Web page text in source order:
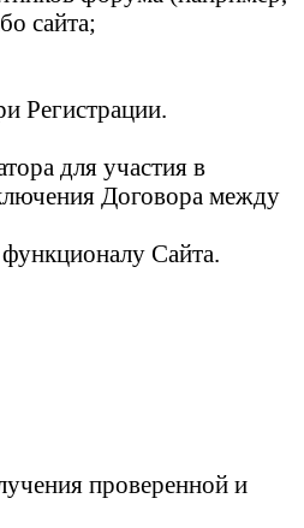
сайта;
Регистрации.
для участия в
Договора между
Сайта.
проверенной и